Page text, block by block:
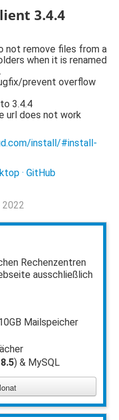
3.4.4
not remove files from a
when it is renamed
prevent overflow
3.4.4
url does not work
install/#install-
· GitHub
Rechenzentren
ausschließlich
Mailspeicher
8.5) & MySQL